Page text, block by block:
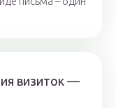
визиток —